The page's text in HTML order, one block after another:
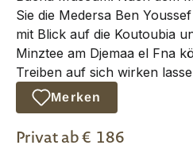
Sie die Medersa Ben
mit Blick auf die Koutoubia
Minztee am Djemaa el Fna
Treiben auf sich wirken
Merken
Privatab € 186